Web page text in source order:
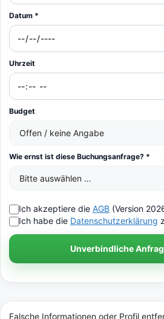
Datum *
Uhrzeit
Budget
Wie ernst ist diese Buchungsanfrage? *
Ich akzeptiere die AGB (Version
Ich habe die Datenschutzerklärung
Unverbindliche
Falsche Informationen oder Profil